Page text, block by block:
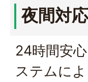
夜間対
24時間安
ステムに